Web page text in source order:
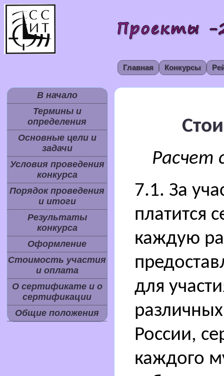
Главная Конкурсы
В начало
Термины и
определения
Основные цели и
задачи
Условия проведения
конкурса
Порядок проведения
и итоги
Результаты
конкурса
Оформление
Стоимость участия
и оплата
О сертификате и о
сертификации
Общие положения
Расчет
7.1. За
платится
каждую
для
России,
каждого